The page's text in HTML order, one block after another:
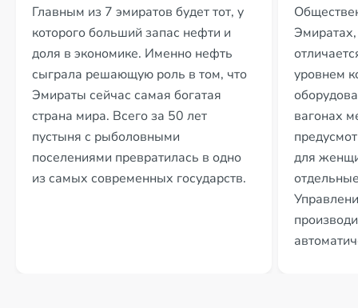
Главным из 7 эмиратов будет тот, у
которого больший запас нефти и
доля в экономике. Именно нефть
сыграла решающую роль в том, что
Эмираты сейчас самая богатая
страна мира. Всего за 50 лет
пустыня с рыболовными
поселениями превратилась в одно
из самых современных государств.
уровнем
вагонах
для